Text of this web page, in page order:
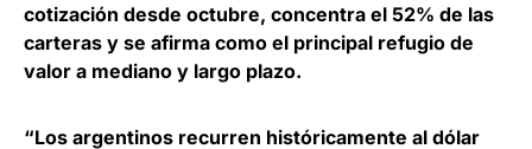
cotización desde octubre, concentra el 52% de las
carteras y se afirma como el principal refugio de
valor a mediano y largo plazo.
“Los argentinos recurren históricamente al dólar